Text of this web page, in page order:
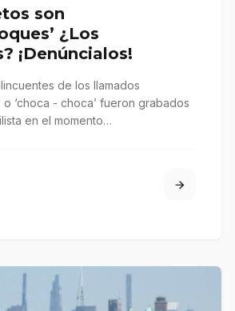
son
¿Los
¡Denúncialos!
de los llamados
o ‘choca - choca’ fueron grabados
en el momento…